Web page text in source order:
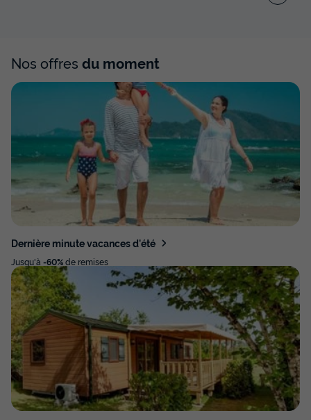
Nos offres du moment
Dernière minute vacances d'été
Jusqu'à -60%de remises